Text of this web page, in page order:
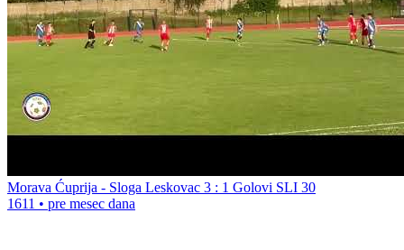
Morava Ćuprija - Sloga Leskovac 3 : 1 Golovi SLI 30
1611 • pre mesec dana